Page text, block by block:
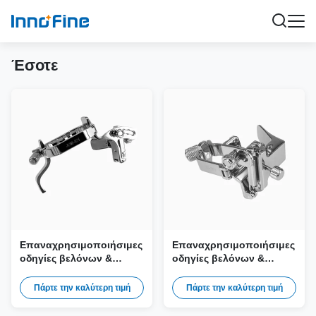
Έσοτε
Επαναχρησιμοποιήσιμες
οδηγίες βελόνων &
JSM-421 για τον
ανιχνευτή Esaote CX1-8
Πάρτε την καλύτερη τιμή
Επαναχρησιμοποιήσιμες
οδηγίες βελόνων &
JSM-369 για τον
ανιχνευτή Esaote mC3-10
Πάρτε την καλύτερη τιμή